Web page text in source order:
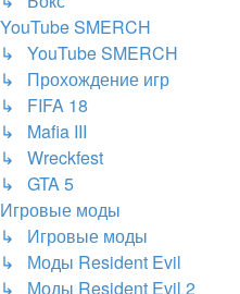
YouTube SMERCH
↳ YouTube SMERCH
↳ Прохождение игр
↳ FIFA 18
↳ Mafia III
↳ Wreckfest
↳ GTA 5
Игровые моды
↳ Игровые моды
↳ Моды Resident Evil
↳ Моды Resident Evil 2